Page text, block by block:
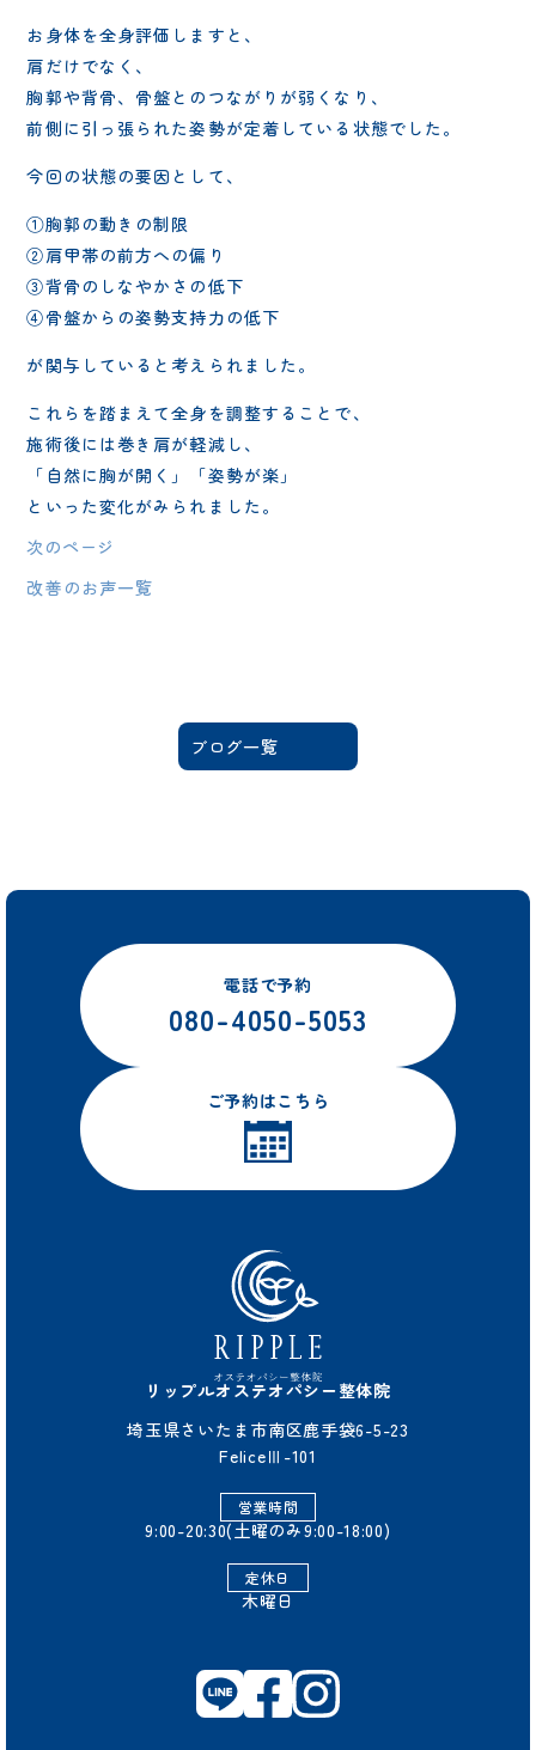
お身体を全身評価しますと、
肩だけでなく、
胸郭や背骨、骨盤とのつながりが弱くなり、
前側に引っ張られた姿勢が定着している状態でした。
今回の状態の要因として、
①胸郭の動きの制限
②肩甲帯の前方への偏り
③背骨のしなやかさの低下
④骨盤からの姿勢支持力の低下
が関与していると考えられました。
これらを踏まえて全身を調整することで、
施術後には巻き肩が軽減し、
「自然に胸が開く」「姿勢が楽」
といった変化がみられました。
次のページ
改善のお声一覧
ブログ一覧
電話で予約
080-4050-5053
ご予約はこちら
リップルオステオパシー整体院
埼玉県さいたま市南区鹿手袋6-5-23
FeliceⅢ-101
営業時間
9:00-20:30(土曜のみ9:00-18:00)
定休日
木曜日